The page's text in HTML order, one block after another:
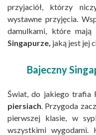
przyjaciół, którzy
wystawne przyjęcia.
damulkami, które mają
Singapurze, jaką jest jej
Bajeczny
Świat, do jakiego trafia
piersiach. Przygoda
pierwszej klasie, w
wszystkimi wygodami.